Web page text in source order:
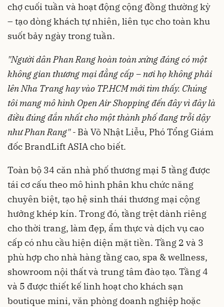
chợ cuối tuần và hoạt động cộng đồng thường kỳ
– tạo dòng khách tự nhiên, liên tục cho toàn khu
suốt bảy ngày trong tuần.
"Người dân Phan Rang hoàn toàn xứng đáng có một
không gian thương mại đẳng cấp – nơi họ không phải
lên Nha Trang hay vào TP.HCM mới tìm thấy. Chúng
tôi mang mô hình Open Air Shopping đến đây vì đây là
điều đúng đắn nhất cho một thành phố đang trỗi dậy
như Phan Rang" - Bà Võ Nhật Liễu, Phó Tổng Giám
đốc BrandLift ASIA cho biết.
Toàn bộ 34 căn nhà phố thương mại 5 tầng được
tái cơ cấu theo mô hình phân khu chức năng
chuyên biệt, tạo hệ sinh thái thương mại cộng
hưởng khép kín. Trong đó, tầng trệt dành riêng
cho thời trang, làm đẹp, ẩm thực và dịch vụ cao
cấp có nhu cầu hiện diện mặt tiền. Tầng 2 và 3
phù hợp cho nhà hàng tầng cao, spa & wellness,
showroom nội thất và trung tâm đào tạo. Tầng 4
và 5 được thiết kế linh hoạt cho khách sạn
boutique mini, văn phòng doanh nghiệp hoặc